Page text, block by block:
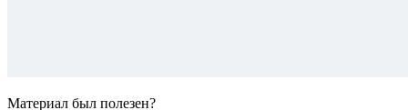
Материал был полезен?